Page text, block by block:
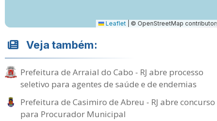
Leaflet © OpenStreetMap
Veja também:
Prefeitura de Arraial do Cabo - RJ abre processo
seletivo para agentes de saúde e de endemias
Prefeitura de Casimiro de Abreu - RJ abre concurso
para Procurador Municipal